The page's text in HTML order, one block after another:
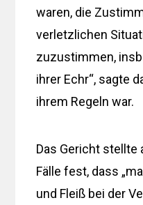
waren, die
verletzlichen
zuzustimmen,
ihrer Echr“, sagte
ihrem Regeln war.
Das Gericht stellte
Fälle fest, dass
und Fleiß bei der